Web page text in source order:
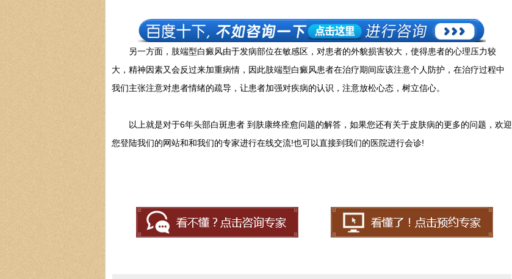
另一方面，肢端型白癜风由于发病部位在敏感区，对患者的外貌损害较大，使得患者的心理压力较
大，精神因素又会反过来加重病情，因此肢端型白癜风患者在治疗期间应该注意个人防护，在治疗过程中
我们主张注意对患者情绪的疏导，让患者加强对疾病的认识，注意放松心态，树立信心。
以上就是对于6年头部白斑患者 到肤康终痊愈问题的解答，如果您还有关于皮肤病的更多的问题，欢迎
您登陆我们的网站和和我们的专家进行在线交流!也可以直接到我们的医院进行会诊!